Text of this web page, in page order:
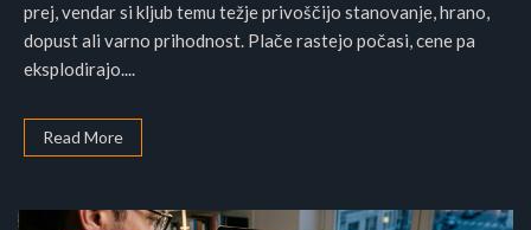
prej, vendar si kljub temu težje privoščijo stanovanje, hrano,
dopust ali varno prihodnost. Plače rastejo počasi, cene pa
eksplodirajo....
Read More